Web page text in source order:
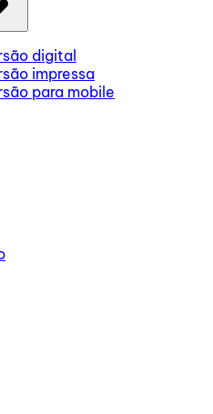
digital
impressa
para mobile